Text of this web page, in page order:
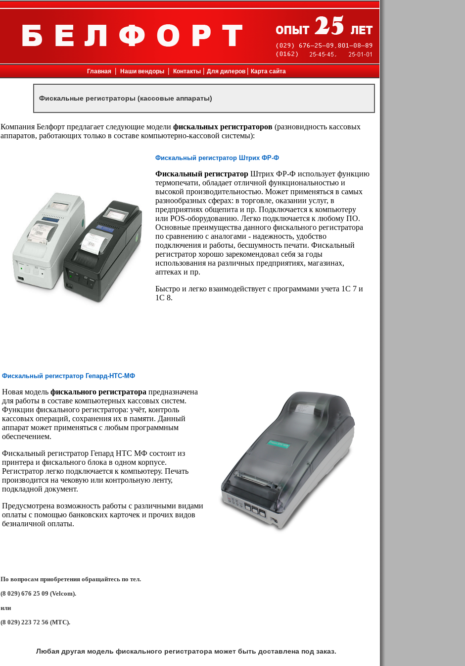
Главная | Наши вендоры |Контакты |Для дилеров|Карта сайта
Фискальные регистраторы (кассовые аппараты)
Компания Белфорт предлагает следующие модели фискальных регистраторов (разновидность кассовых
аппаратов, работающих только в составе компьютерно-кассовой системы):
Фискальный регистратор Штрих ФР-Ф
Фискальный регистратор Штрих ФР-Ф использует функцию
термопечати, обладает отличной функциональностью и
высокой производительностью. Может применяться в самых
разнообразных сферах: в торговле, оказании услуг, в
предприятиях общепита и пр. Подключается к компьютеру
или POS-оборудованию. Легко подключается к любому ПО.
Основные преимущества данного фискального регистратора
по сравнению с аналогами - надежность, удобство
подключения и работы, бесшумность печати. Фискальный
регистратор хорошо зарекомендовал себя за годы
использования на различных предприятиях, магазинах,
аптеках и пр.
Быстро и легко взаимодействует с программами учета 1С 7 и
1C 8.
Фискальный регистратор Гепард-НТС-МФ
Новая модель фискального регистратора предназначена
для работы в составе компьютерных кассовых систем.
Функции фискального регистратора: учёт, контроль
кассовых операций, сохранения их в памяти. Данный
аппарат может применяться с любым программным
обеспечением.
Фискальный регистратор Гепард НТС МФ состоит из
принтера и фискального блока в одном корпусе.
Регистратор легко подключается к компьютеру. Печать
производится на чековую или контрольную ленту,
подкладной документ.
Предусмотрена возможность работы с различными видами
оплаты с помощью банковских карточек и прочих видов
безналичной оплаты.
По вопросам приобретения обращайтесь по тел.
(8 029) 676 25 09 (Velcom).
или
(8 029) 223 72 56 (МТС).
Любая другая модель фискального регистратора может быть доставлена под заказ.